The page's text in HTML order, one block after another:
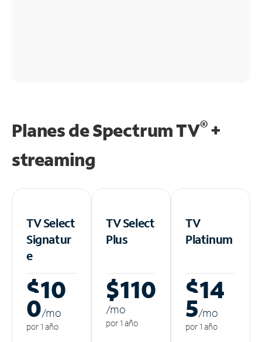
Planes de Spectrum TV®+
streaming
TV Select
Signatur
e
$10
0/mo
por 1 año
TV Select
Plus
$110
/mo
por 1 año
TV
Platinum
$14
5/mo
por 1 año